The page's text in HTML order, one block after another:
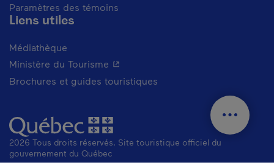
Paramètres des témoins
Liens utiles
Médiathèque
Ministère du Tourisme - Cet hyperlien s'ouvrira dans une
Brochures et guides touristiques
2026 Tous droits réservés. Site touristique officiel du
gouvernement du Québec